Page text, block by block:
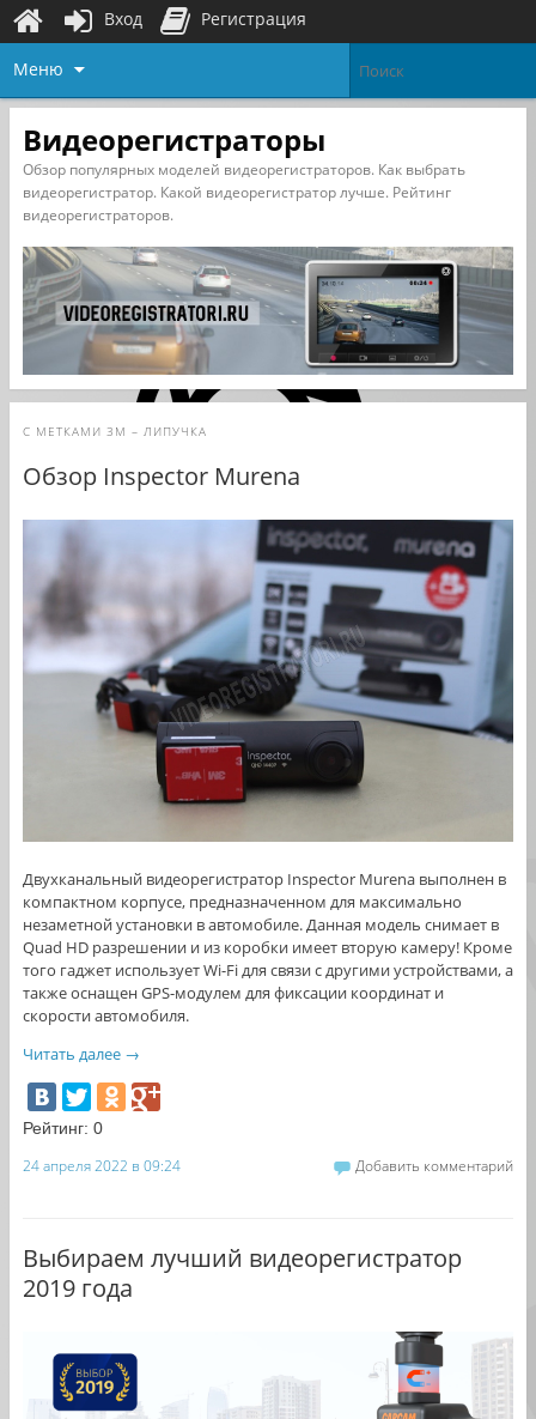
Меню
Видеорегистраторы
Обзор популярных моделей видеорегистраторов. Как выбрать
видеорегистратор. Какой видеорегистратор лучше. Рейтинг
видеорегистраторов.
С МЕТКАМИ 3М – ЛИПУЧКА
Обзор Inspector Murena
Двухканальный видеорегистратор Inspector Murena выполнен в
компактном корпусе, предназначенном для максимально
незаметной установки в автомобиле. Данная модель снимает в
Quad HD разрешении и из коробки имеет вторую камеру! Кроме
того гаджет использует Wi-Fi для связи с другими устройствами, а
также оснащен GPS-модулем для фиксации координат и
скорости автомобиля.
Читать далее →
Рейтинг: 0
24 апреля 2022 в 09:24 Добавить комментарий
Выбираем лучший видеорегистратор
2019 года
Вход Регистрация